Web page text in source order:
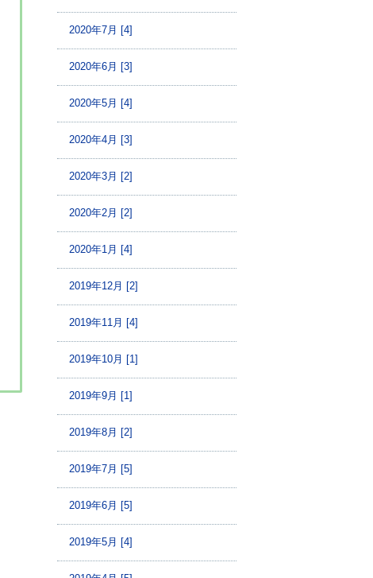
2020年7月 [4]
2020年6月 [3]
2020年5月 [4]
2020年4月 [3]
2020年3月 [2]
2020年2月 [2]
2020年1月 [4]
2019年12月 [2]
2019年11月 [4]
2019年10月 [1]
2019年9月 [1]
2019年8月 [2]
2019年7月 [5]
2019年6月 [5]
2019年5月 [4]